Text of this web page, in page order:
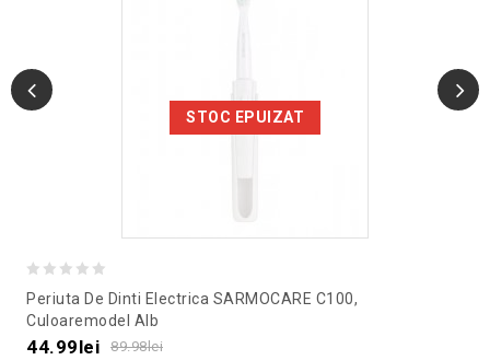
STOC EPUIZAT
out
of
Periuta De Dinti Electrica SARMOCARE C100,
Culoaremodel Alb
89.98lei
44.99lei